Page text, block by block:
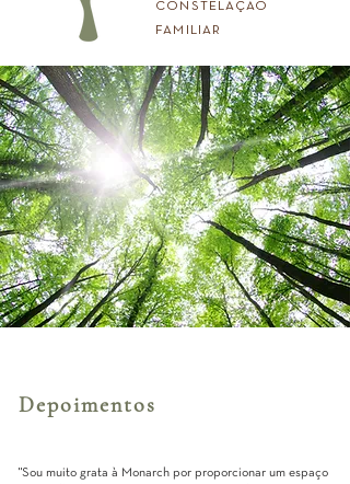
CONSTELAÇÃO
FAMILIAR
Depoimentos
"Sou muito grata à Monarch por proporcionar um espaço